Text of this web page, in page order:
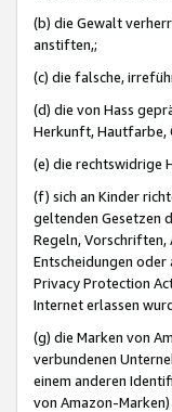
(b) die Gewalt
anstiften,;
(c) die falsche,
(d) die von Hass
Herkunft, Hautfarbe,
(e) die rechtswidrige
(f) sich an Kinder
geltenden Gesetzen
Regeln, Vorschriften,
Entscheidungen
Privacy Protection
Internet erlassen
(g) die Marken von
verbundenen
einem anderen
von Amazon-